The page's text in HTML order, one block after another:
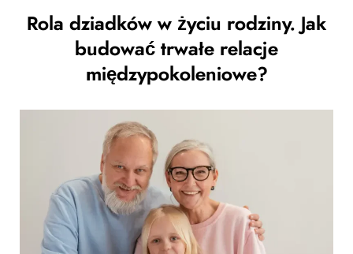
Rola dziadków w życiu rodziny. Jak
budować trwałe relacje
międzypokoleniowe?